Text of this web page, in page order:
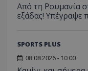
Από τη Ρουμανία
εξάδας! Υπέγραψε
SPORTS PLUS
08.08.2026 - 10:00